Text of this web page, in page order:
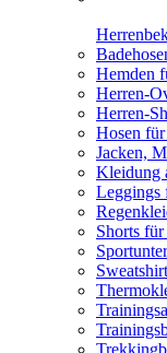
Hemden
Herren-
Herren-
Hosen
Jacken,
Kleidung
Leggings
Shorts